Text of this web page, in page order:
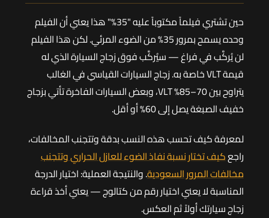
حين تشتري فيلماً مكتوباً عليه "35%" هذا يعني أن الفيلم
وحده يسمح بمرور 35% من الضوء المرئي. لكن هذا الفيلم
لن يُركَّب في فراغ — سيُركَّب فوق زجاج السيارة الذي له
قيمة VLT خاصة به. زجاج السيارات القياسي في الغالب
يتراوح بين 70–85% VLT، وبعض السيارات الفاخرة تأتي بزجاج
خفيف الصبغة يصل إلى 60% أو أقل.
لمعرفة كيف تحسب هذه النسب بدقة وتتجنب المخالفات،
راجعكيف تختار نسبة نفاذ الضوء للعازل الحراري وتتجنب
مخالفات المرور السعودية. والنتيجة العملية: اختيار الدرجة
المناسبة لا يعني اختيار رقم من كتالوج — يعني أخذ قراءة
زجاج سيارتك أولاً ثم العكس.